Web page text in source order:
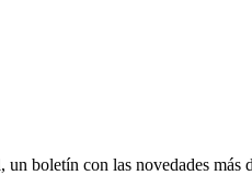
boletín con las novedades más